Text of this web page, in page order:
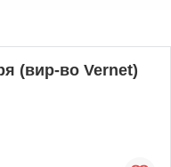
(вир-во Vernet)